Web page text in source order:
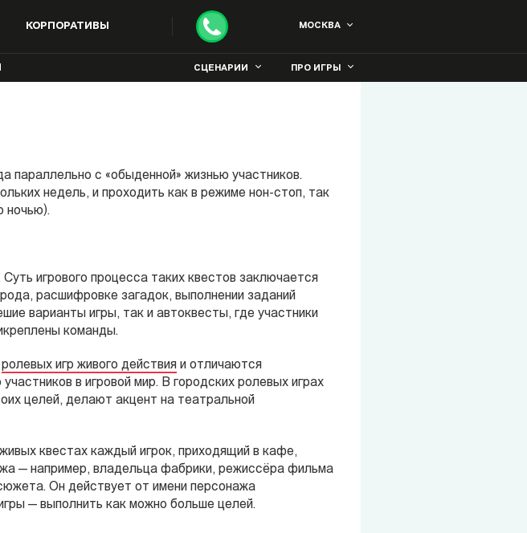
КОРПОРАТИВЫ МОСКВА
СЦЕНАРИИ ПРО ИГРЫ
параллельно с «обыденной» жизнью участников.
недель, и проходить как в режиме нон-стоп, так
ночью).
игрового процесса таких квестов заключается
расшифровке загадок, выполнении заданий
варианты игры, так и автоквесты, где участники
команды.
ролевых игр живого действия и отличаются
в игровой мир. В городских ролевых играх
целей, делают акцент на театральной
квестах каждый игрок, приходящий в кафе,
— например, владельца фабрики, режиссёра фильма
Он действует от имени персонажа
— выполнить как можно больше целей.